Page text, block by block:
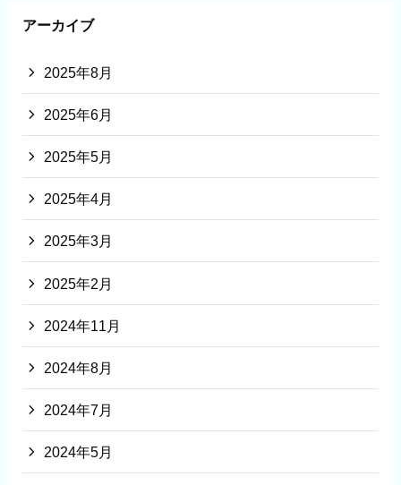
アーカイブ
2025年8月
2025年6月
2025年5月
2025年4月
2025年3月
2025年2月
2024年11月
2024年8月
2024年7月
2024年5月